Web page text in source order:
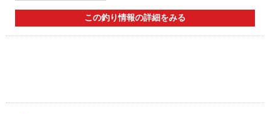
この釣り情報の詳細をみる